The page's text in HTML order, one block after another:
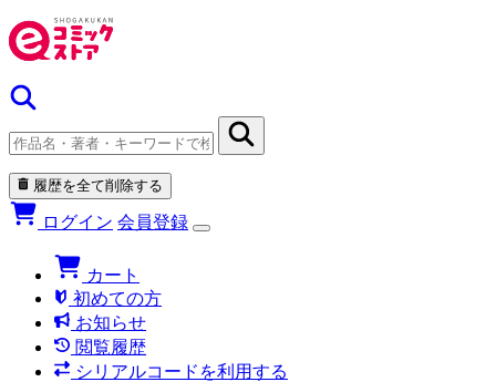
履歴を全て削除する
ログイン 会員登録
カート
初めての方
お知らせ
閲覧履歴
シリアルコードを利用する